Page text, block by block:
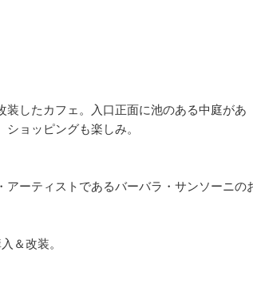
したカフェ。入口正面に池のある中庭があ
ョッピングも楽しみ。
ーティストであるバーバラ・サンソーニのお